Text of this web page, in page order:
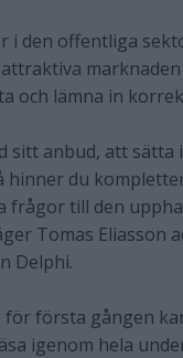
i den offentliga
och lämna in
sitt anbud, att sätta
hinner du
frågor till den
Tomas Eliasson
Delphi.
första gången
igenom hela